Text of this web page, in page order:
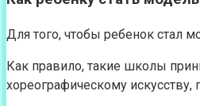
Для того, чтобы ребенок стал
Как правило, такие школы
хореографическому искусству,